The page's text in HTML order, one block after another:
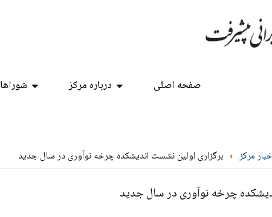
صفحه اصلی درباره مرکز شوراها
مرکز برگزاری اولین نشست اندیشکده چرخه نوآوری در سال جدید
چرخه نوآوری در سال جدید